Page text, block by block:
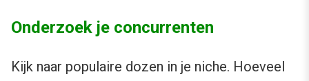
Onderzoek je concurrenten
Kijk naar populaire dozen in je niche. Hoeveel